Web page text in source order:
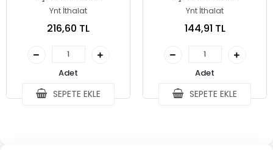
Ynt İthalat
216,60 TL
Adet
SEPETE EKLE
Ynt İthalat
144,91 TL
Adet
SEPETE EKLE